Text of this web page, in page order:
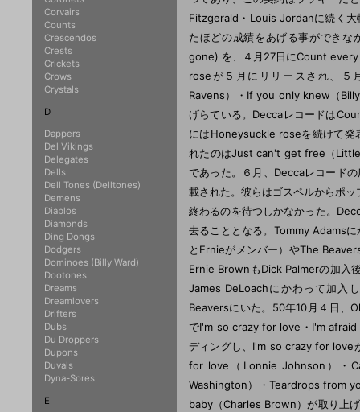
Fitzgerald・Louis Jordanに続く大
たほどの成績をあげる事ができ
gone) を、４月27日にCount
roseが５月にリリースされ、５
Ravens）・If you only knew（
げらている。Deccaレコードは
にはHoneysuckle roseを続けて
れたのはJust can't get free（
であった。６月、Deccaレコード
載された。彼らはゴスペルからポ
終わるのを待つしかなかった。
去ることとなる。Tommy Adams
とErnieがメンバー）やThe
Ernie BrownもDick Palmerの加入
James DeLoachにかわって加入
Beaversにいた。50年10月４日、
でI'm so crazy for love・I'm
ディングし、I'm so crazy for love
for love（Lonnie Johnson）・
Washington）・Teardrops from
baby（Charles Brown）が取り上
Corvairs
Counts
Crescendos
Crests
Crickets
Crows
Crystals
D
Dappers
Del Vikings
Delegates
Dells
Dell Tones (Delltones)
Demens
Diablos
Diamonds
Ding Dongs
Dodgers
Dominoes (Billy Ward)
Dootones
Dreams
Dreamlovers
Drifters
Dubs
Du Droppers
Dupons
Duvals
Dyna-Sores
E